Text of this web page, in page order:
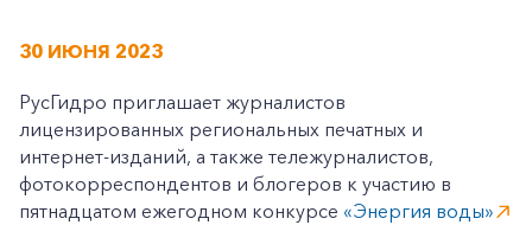
30 ИЮНЯ 2023
РусГидро приглашает журналистов
лицензированных региональных печатных и
интернет-изданий, а также тележурналистов,
фотокорреспондентов и блогеров к участию в
пятнадцатом ежегодном конкурсе «Энергия воды»